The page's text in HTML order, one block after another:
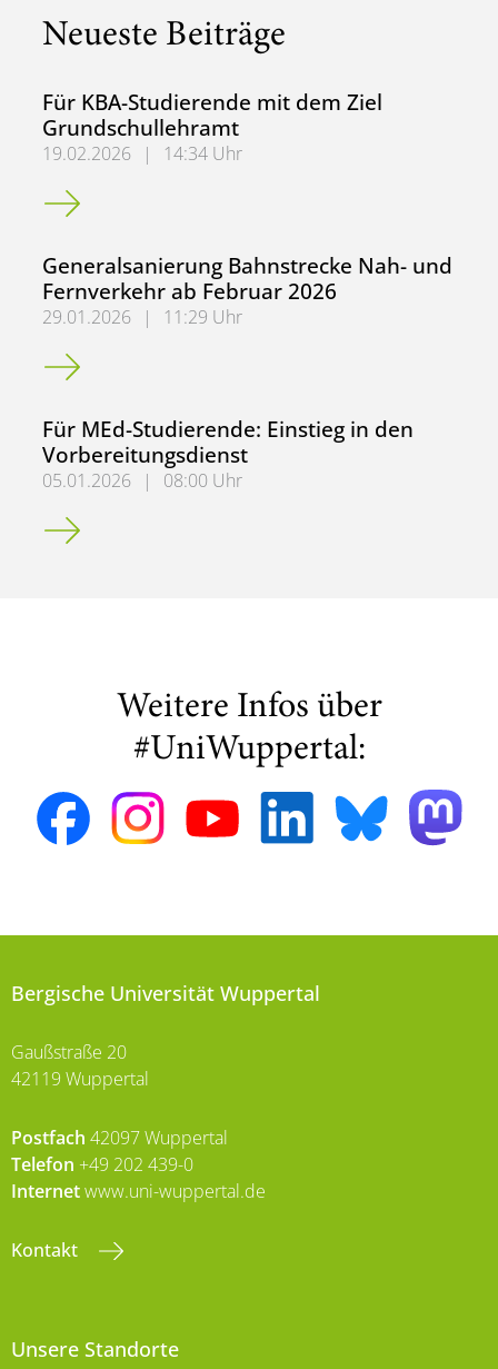
Neueste Beiträge
Für KBA-Studierende mit dem Ziel
Grundschullehramt
19.02.2026 |
14:34 Uhr
Für KBA-Studierende mit dem Ziel Grundschullehramt
Generalsanierung Bahnstrecke Nah- und
Fernverkehr ab Februar 2026
29.01.2026 |
11:29 Uhr
Generalsanierung Bahnstrecke Nah- und Fernverkehr ab
Für MEd-Studierende: Einstieg in den
Vorbereitungsdienst
05.01.2026 |
08:00 Uhr
Für MEd-Studierende: Einstieg in den
Weitere Infos über
#UniWuppertal:
Bergische Universität Wuppertal
Gaußstraße 20
42119 Wuppertal
Postfach 42097 Wuppertal
Telefon +49 202 439-0
Internetwww.uni-wuppertal.de
Kontakt
Unsere Standorte